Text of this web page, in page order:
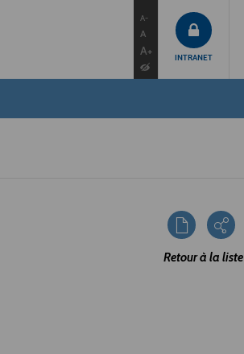
A-
A
A+ INTRANET
Retour à la liste